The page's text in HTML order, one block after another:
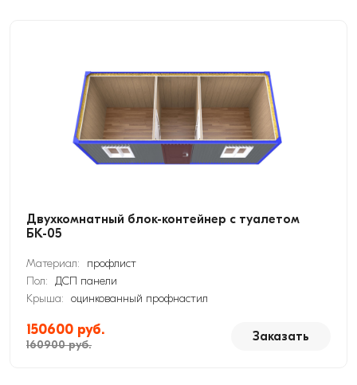
Двухкомнатный блок-контейнер с туалетом
БК-05
Материал:
профлист
Пол: ДСП панели
Крыша: оцинкованный профнастил
150600 руб.
160900 руб.
Заказать